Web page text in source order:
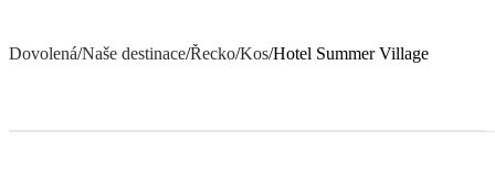
Dovolená/Naše destinace/Řecko/Kos/Hotel Summer Village